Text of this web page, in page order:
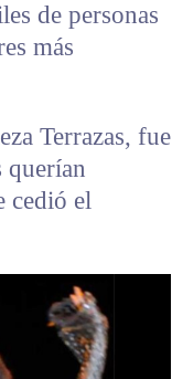
de personas
más
Terrazas, fue
querían
cedió el